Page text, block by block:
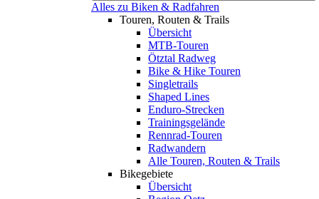
Alles zu Biken & Radfahren
Touren, Routen & Trails
Übersicht
MTB-Touren
Ötztal Radweg
Bike & Hike Touren
Singletrails
Shaped Lines
Enduro-Strecken
Trainingsgelände
Rennrad-Touren
Radwandern
Alle Touren, Routen & Trails
Bikegebiete
Übersicht